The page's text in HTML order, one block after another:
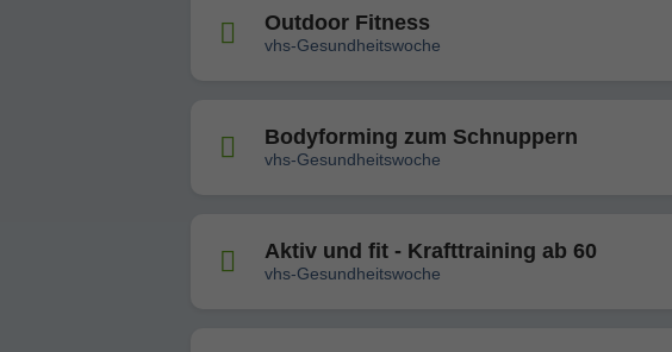
Outdoor Fitness
vhs-Gesundheitswoche
Bodyforming zum Schnuppern
vhs-Gesundheitswoche
Aktiv und fit - Krafttraining ab 60
vhs-Gesundheitswoche